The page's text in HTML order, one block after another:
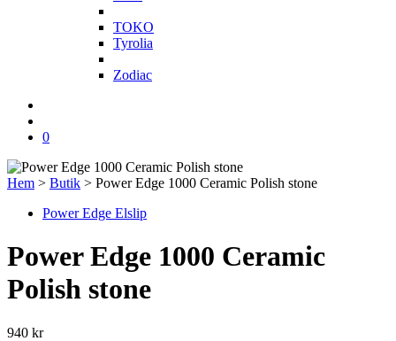
TOKO
Tyrolia
Zodiac
0
Hem > Butik > Power Edge 1000 Ceramic Polish stone
Power Edge Elslip
Power Edge 1000 Ceramic
Polish stone
940 kr